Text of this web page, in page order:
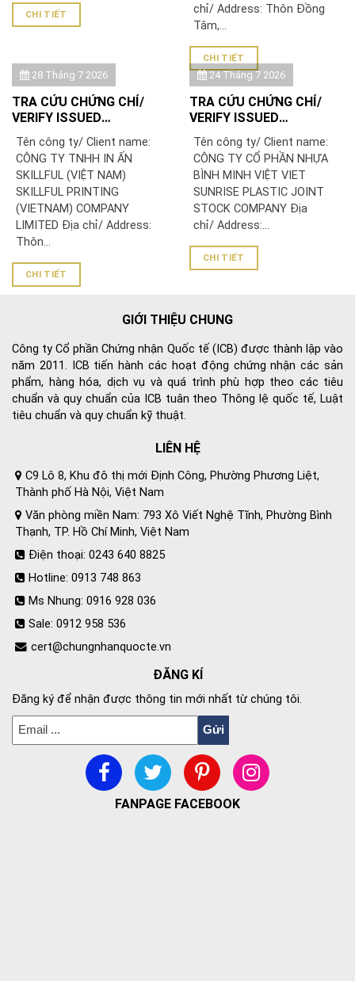
CHI TIẾT
chỉ/ Address: Thôn Đồng
Tâm,...
CHI TIẾT
28 Tháng 7 2026
TRA CỨU CHỨNG CHỈ/
VERIFY ISSUED
TNHH IN ẤN SKILLFUL
(VIỆT NAM)/ SKILLFUL
PRINTING (VIETNAM)
COMPANY LIMITED
Tên công ty/ Client name:
CÔNG TY TNHH IN ẤN
SKILLFUL (VIỆT NAM)
SKILLFUL PRINTING
(VIETNAM) COMPANY
LIMITED Địa chỉ/ Address:
Thôn...
CHI TIẾT
24 Tháng 7 2026
TRA CỨU CHỨNG CHỈ/
VERIFY ISSUED
CỔ PHẦN NHỰA BÌNH
MINH VIỆT
Tên công ty/ Client name:
CÔNG TY CỔ PHẦN NHỰA
BÌNH MINH VIỆT VIET
SUNRISE PLASTIC JOINT
STOCK COMPANY Địa
chỉ/ Address:...
CHI TIẾT
GIỚI THIỆU CHUNG
Công ty Cổ phần Chứng nhận Quốc tế (ICB) được thành lập vào
năm 2011. ICB tiến hành các hoạt động chứng nhận các sản
phẩm, hàng hóa, dịch vụ và quá trình phù hợp theo các tiêu
chuẩn và quy chuẩn của ICB tuân theo Thông lệ quốc tế, Luật
tiêu chuẩn và quy chuẩn kỹ thuật.
LIÊN HỆ
C9 Lô 8, Khu đô thị mới Định Công, Phường Phương Liệt,
Thành phố Hà Nội, Việt Nam
Văn phòng miền Nam: 793 Xô Viết Nghệ Tĩnh, Phường Bình
Thạnh, TP. Hồ Chí Minh, Việt Nam
Điện thoại: 0243 640 8825
Hotline: 0913 748 863
Ms Nhung: 0916 928 036
Sale: 0912 958 536
cert@chungnhanquocte.vn
ĐĂNG KÍ
Đăng ký để nhận được thông tin mới nhất từ chúng tôi.
FANPAGE FACEBOOK